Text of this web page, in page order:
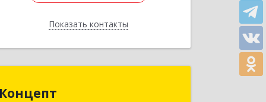
Показать контакты
Назад
Концепт